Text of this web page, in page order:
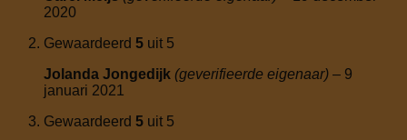
2020
Gewaardeerd 5 uit 5
Jolanda Jongedijk (geverifieerde eigenaar) – 9
januari 2021
Gewaardeerd 5 uit 5